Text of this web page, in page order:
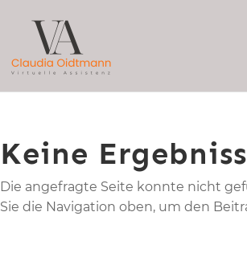
Keine
Die angefragte Seite konnte nicht
Sie die Navigation oben, um den